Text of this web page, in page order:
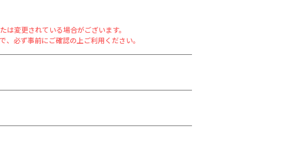
は変更されている場合がございます。
必ず事前にご確認の上ご利用ください。